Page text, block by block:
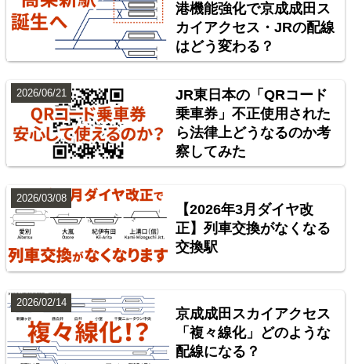
東北地方臨海鉄道配線略図 福島・仙台・秋田・八戸
臨海鉄道
港機能強化で京成成田ス
カイアクセス・JRの配線
はどう変わる？
JR東日本の「QRコード
乗車券」不正使用された
ら法律上どうなるのか考
察してみた
2026/06/21
【2026年3月ダイヤ改
正】列車交換がなくなる
交換駅
2026/03/08
京成成田スカイアクセス
「複々線化」どのような
配線になる？
2026/02/14